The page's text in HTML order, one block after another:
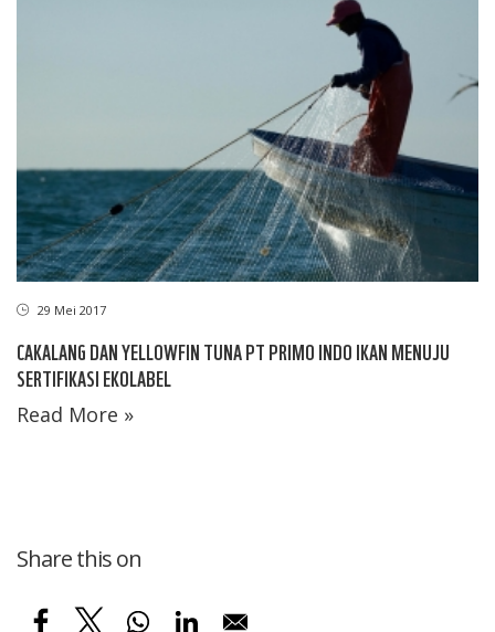
29 Mei 2017
CAKALANG DAN YELLOWFIN TUNA PT PRIMO INDO IKAN MENUJU
SERTIFIKASI EKOLABEL
Read More »
Share this on